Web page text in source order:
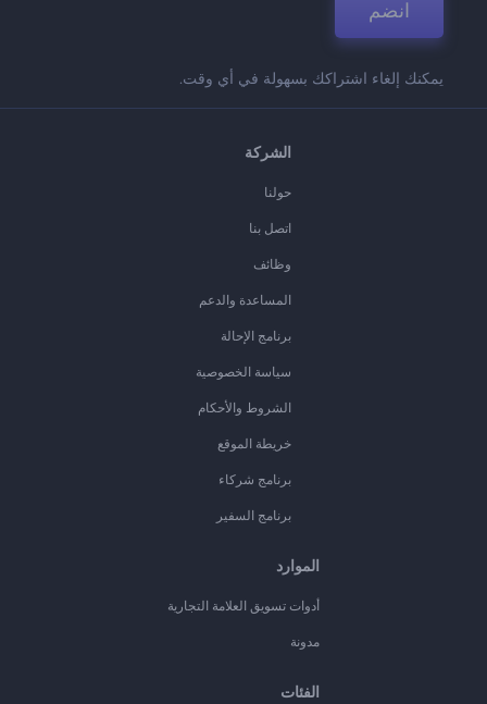
انضم
يمكنك إلغاء اشتراكك بسهولة في أي وقت.
الشركة
حولنا
اتصل بنا
وظائف
المساعدة والدعم
برنامج الإحالة
سياسة الخصوصية
الشروط والأحكام
خريطة الموقع
برنامج شركاء
برنامج السفير
الموارد
أدوات تسويق العلامة التجارية
مدونة
الفئات